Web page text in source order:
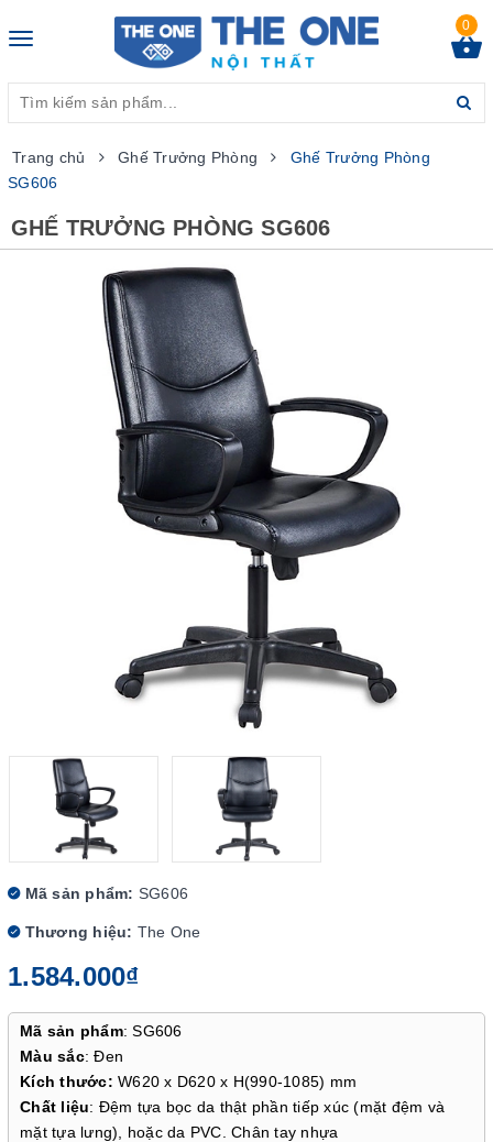
Toggle
0
Trang chủ Ghế Trưởng Phòng
Ghế Trưởng Phòng
SG606
GHẾ TRƯỞNG PHÒNG SG606
Mã sản phẩm: SG606
Thương hiệu: The One
1.584.000₫
Mã sản phẩm: SG606
Màu sắc: Đen
Kích thước: W620 x D620 x H(990-1085) mm
Chất liệu: Đệm tựa bọc da thật phần tiếp xúc (mặt đệm và
mặt tựa lưng), hoặc da PVC. Chân tay nhựa